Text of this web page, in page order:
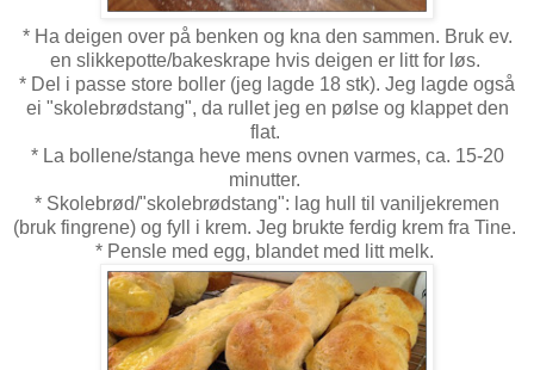
* Ha deigen over på benken og kna den sammen. Bruk ev.
en slikkepotte/bakeskrape hvis deigen er litt for løs.
* Del i passe store boller (jeg lagde 18 stk). Jeg lagde også
ei "skolebrødstang", da rullet jeg en pølse og klappet den
flat.
* La bollene/stanga heve mens ovnen varmes, ca. 15-20
minutter.
* Skolebrød/"skolebrødstang": lag hull til vaniljekremen
(bruk fingrene) og fyll i krem. Jeg brukte ferdig krem fra Tine.
* Pensle med egg, blandet med litt melk.